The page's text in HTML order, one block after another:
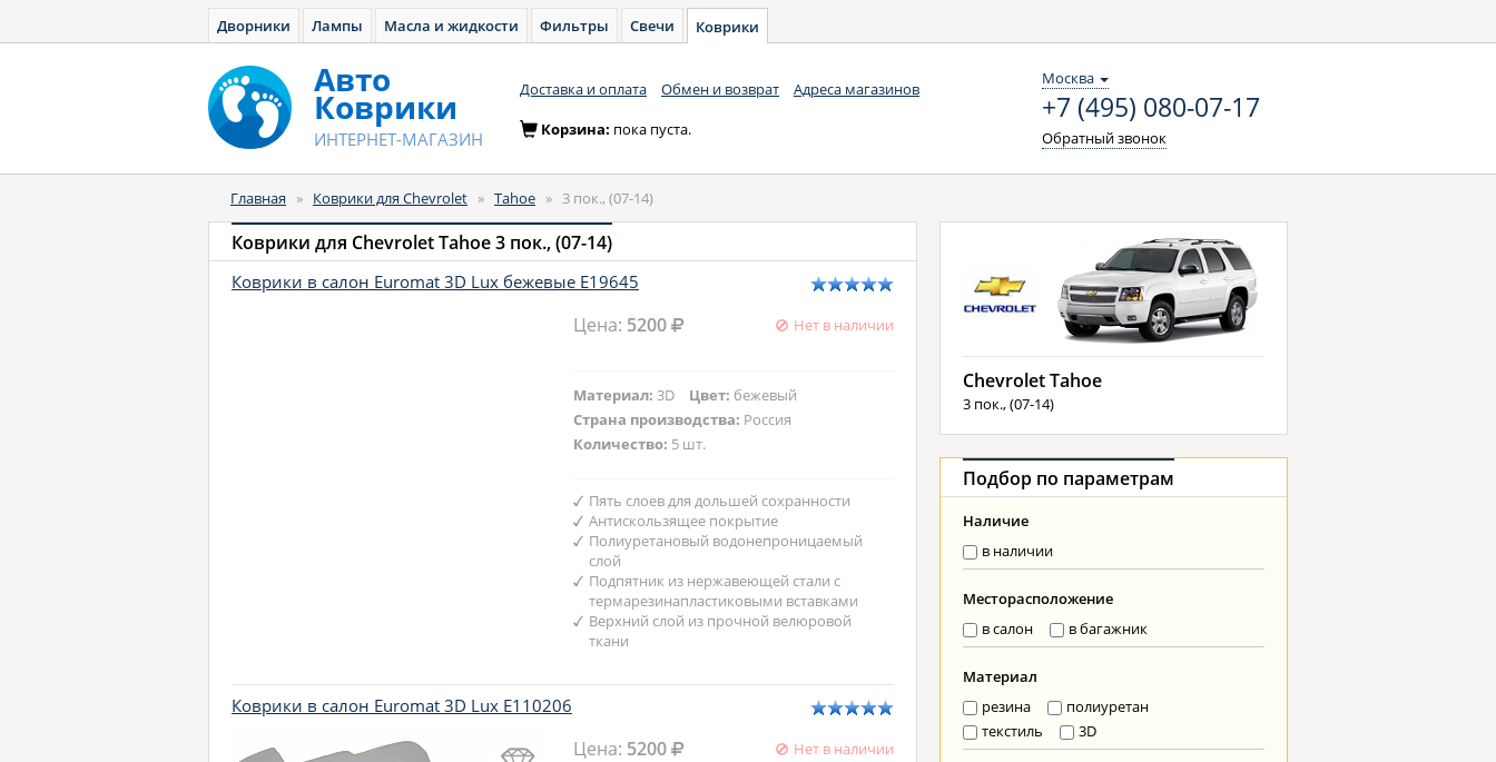
Дворники Лампы Масла и жидкости Фильтры Свечи Коврики
Авто
Коврики
ИНТЕРНЕТ-МАГАЗИН
Доставка и оплата Обмен и возврат Адреса магазинов
Москва
+7 (495) 080-07-17
Обратный звонок
Корзина: пока пуста.
Главная » Коврики для Chevrolet » Tahoe » 3 пок., (07-14)
Коврики для Chevrolet Tahoe 3 пок., (07-14)
Коврики в салон Euromat 3D Lux бежевые E19645
Цена: 5200 Нет в наличии
Материал:3D Цвет: бежевый
Страна производства: Россия
Количество: 5 шт.
Пять слоев для дольшей сохранности
Антискользящее покрытие
Полиуретановый водонепроницаемый
слой
Подпятник из нержавеющей стали с
термарезинапластиковыми вставками
Верхний слой из прочной велюровой
ткани
Коврики в салон Euromat 3D Lux E110206
Цена: 5200 Нет в наличии
Chevrolet Tahoe
3 пок., (07-14)
Подбор по параметрам
Наличие
в наличии
Месторасположение
в салон
в багажник
Материал
резина
полиуретан
текстиль
3D